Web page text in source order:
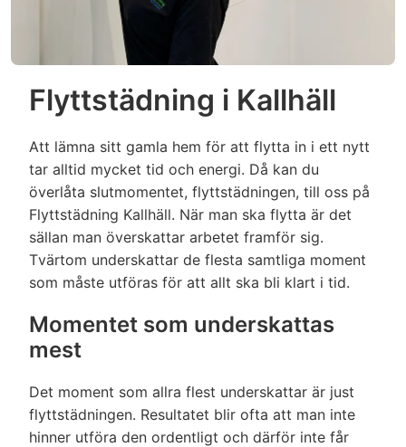
timdebitering läggas till för färdigställande av
avfrostning)
Kamin / Öppen spis
✔In & utvändig våttorkning.
✔Glas i luckan rengörs.
Möbler
✔Dammtorkning.
✔ (Obs! Vi tillhandahåller ej några
specialverktyg eller maskin för möbel/matt
rengöring eller liknande.)
avfläckning av väggar ingår i kök samt
väggar i badrum ingår).
✔Skurning av golv då de är väldigt smutsiga
(utöver dammsugning och våttorkning).
Specifik fogrengöring mellan kakel.
Normal avtorkning/enklare rengöring med
svamp ingår för att få bort tvålrester m.m.
(Missfärgning av fogar kan ha uppstått om
detta inte underhållits under tiden du bott i
bostaden, detta går inte bort vid normal
rengöring.)
✔Urkoppling av lampor, armaturer,
✔Nedmontering eller isärplockning av
städa.
(Även flytt av spis, badkar kyl/frys &
tvättmaskin/torktummlare, då vi inte vill
Flyttstädning i Kallhäll
Att lämna sitt gamla hem för att flytta in i ett nytt
tar alltid mycket tid och energi. Då kan du
överlåta slutmomentet, flyttstädningen, till oss på
Flyttstädning Kallhäll. När man ska flytta är det
sällan man överskattar arbetet framför sig.
Tvärtom underskattar de flesta samtliga moment
som måste utföras för att allt ska bli klart i tid.
Momentet som underskattas
mest
Det moment som allra flest underskattar är just
flyttstädningen. Resultatet blir ofta att man inte
hinner utföra den ordentligt och därför inte får